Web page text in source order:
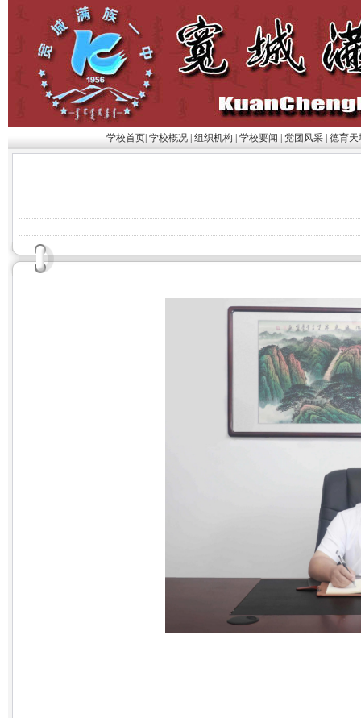
学校首页| 学校概况| 组织机构 学校要闻 党团风采| 德育天